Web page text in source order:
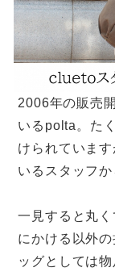
2006年の販売
いるpolta。た
けられていま
いるスタッフ
一見すると丸
にかける以外
ッグとしては